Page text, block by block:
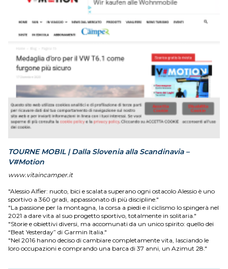
TOURNE MOBIL | Dalla Slovenia alla Scandinavia –
V#Motion
www.vitaincamper.it
"Alessio Alfier: nuoto, bici e scalata superano ogni ostacolo Alessio è uno
sportivo a 360 gradi, appassionato di più discipline."
"La passione per la montagna, la corsa a piedi e il ciclismo lo spingerà nel
2021 a dare vita al suo progetto sportivo, totalmente in solitaria."
"Storie e obiettivi diversi, ma accomunati da un unico spirito: quello dei
“Beat Yesterday” di Garmin Italia."
"Nel 2016 hanno deciso di cambiare completamente vita, lasciando le
loro occupazioni e comprando una barca di 37 anni, un Azimut 28."